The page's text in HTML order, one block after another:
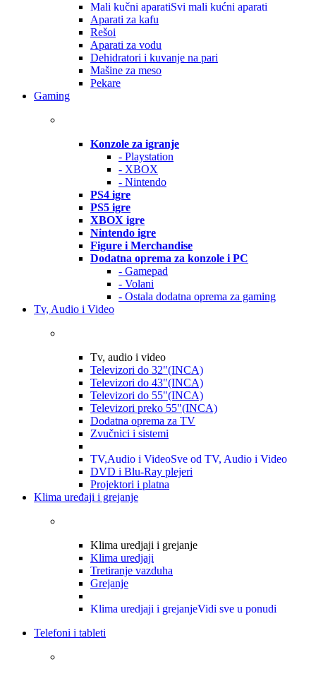
Mali kučni aparatiSvi mali kućni aparati
Aparati za kafu
Rešoi
Aparati za vodu
Dehidratori i kuvanje na pari
Mašine za meso
Pekare
Gaming
Konzole za igranje
- Playstation
- XBOX
- Nintendo
PS4 igre
PS5 igre
XBOX igre
Nintendo igre
Figure i Merchandise
Dodatna oprema za konzole i PC
- Gamepad
- Volani
- Ostala dodatna oprema za gaming
Tv, Audio i Video
Tv, audio i video
Televizori do 32"(INCA)
Televizori do 43"(INCA)
Televizori do 55"(INCA)
Televizori preko 55"(INCA)
Dodatna oprema za TV
Zvučnici i sistemi
TV,Audio i VideoSve od TV, Audio i Video
DVD i Blu-Ray plejeri
Projektori i platna
Klima uređaji i grejanje
Klima uredjaji i grejanje
Klima uredjaji
Tretiranje vazduha
Grejanje
Klima uredjaji i grejanjeVidi sve u ponudi
Telefoni i tableti